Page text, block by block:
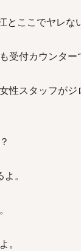
とここでヤレな
受付カウンタ
性スタッフが
。
。